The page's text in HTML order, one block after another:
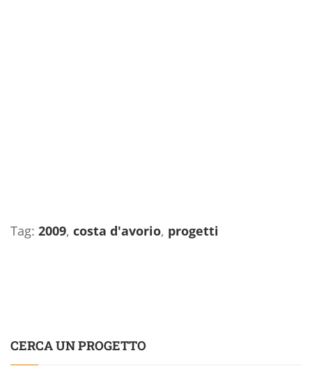
Tag: 2009, costa d'avorio, progetti
CERCA UN PROGETTO